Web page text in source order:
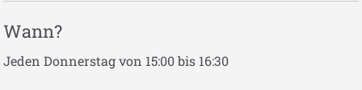
Wann?
Jeden Donnerstag von 15:00 bis 16:30